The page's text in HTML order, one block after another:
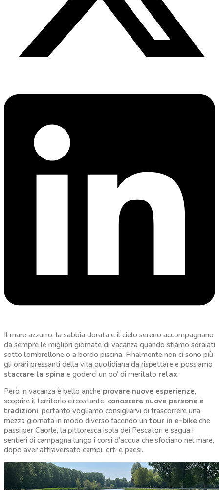
Il mare azzurro, la sabbia dorata e il cielo sereno accompagnano
da sempre le migliori giornate di vacanza quando stiamo sdraiati
sotto l’ombrellone o a bordo piscina. Finalmente non ci sono più
gli orari pressanti della vita quotidiana da rispettare e possiamo
staccare la spina e goderci un po’ di meritato relax.
Però in vacanza è bello anche provare nuove esperienze,
scoprire il territorio circostante, conoscere nuove persone e
tradizioni, pertanto vogliamo consigliarvi di trascorrere una
mezza giornata in modo diverso facendo un tour in e-bike che
passi per Caorle, la pittoresca isola dei Pescatori e segua i
sentieri di campagna lungo i corsi d’acqua che sfociano nel mare,
dopo aver attraversato campi, orti e paesi.